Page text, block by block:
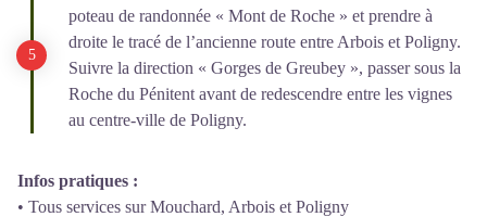
poteau de randonnée « Mont de Roche » et prendre à
droite le tracé de l’ancienne route entre Arbois et Poligny.
Suivre la direction « Gorges de Greubey », passer sous la
Roche du Pénitent avant de redescendre entre les vignes
au centre-ville de Poligny.
Infos pratiques :
• Tous services sur Mouchard, Arbois et Poligny